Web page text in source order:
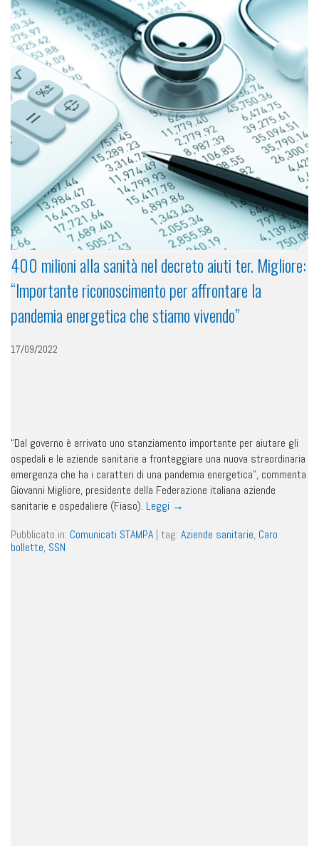
400 milioni alla sanità nel decreto aiuti ter. Migliore:
“Importante riconoscimento per affrontare la
pandemia energetica che stiamo vivendo”
17/09/2022
“Dal governo è arrivato uno stanziamento importante per aiutare gli
ospedali e le aziende sanitarie a fronteggiare una nuova straordinaria
emergenza che ha i caratteri di una pandemia energetica”, commenta
Giovanni Migliore, presidente della Federazione italiana aziende
sanitarie e ospedaliere (Fiaso). Leggi →
Pubblicato in: Comunicati STAMPA | tag: Aziende sanitarie, Caro
bollette, SSN